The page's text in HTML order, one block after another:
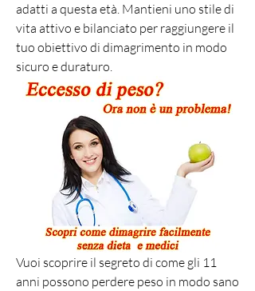
adatti a questa età. Mantieni uno stile di
vita attivo e bilanciato per raggiungere il
tuo obiettivo di dimagrimento in modo
sicuro e duraturo.
Vuoi scoprire il segreto di come gli 11
anni possono perdere peso in modo sano